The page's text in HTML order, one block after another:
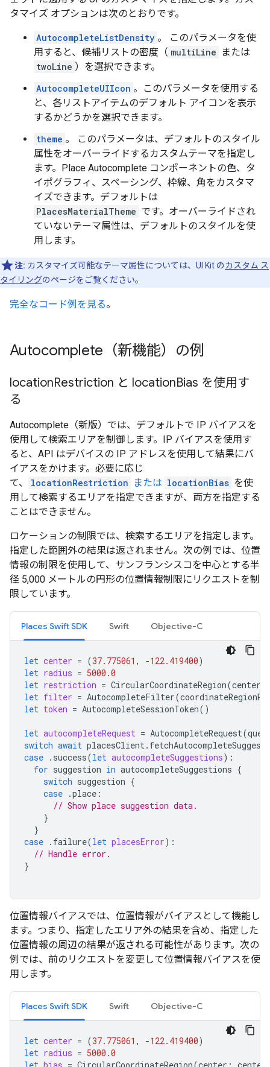
タマイズ オプションは次のとおりです。
AutocompleteListDensity 。 このパラメータを使
用すると、候補リストの密度（ multiLine
または
twoLine ）を選択できます。
AutocompleteUIIcon 。このパラメータを使用する
と、各リストアイテムのデフォルト アイコンを表示
するかどうかを選択できます。
theme 。 このパラメータは、デフォルトのスタイル
属性をオーバーライドするカスタムテーマを指定し
ます。Place Autocomplete コンポーネントの色、タ
イポグラフィ、スペーシング、枠線、角をカスタマ
イズできます。デフォルトは
PlacesMaterialTheme です。オーバーライドされ
ていないテーマ属性は、デフォルトのスタイルを使
用します。
注: カスタマイズ可能なテーマ属性については、UI Kit のカスタム ス
タイリングのページをご覧ください。
完全なコード例を見る。
Autocomplete（新機能）の例
locationRestriction と locationBias を使用す
る
Autocomplete（新版）では、デフォルトで IP バイアスを
使用して検索エリアを制御します。IP バイアスを使用す
ると、API はデバイスの IP アドレスを使用して結果にバ
イアスをかけます。必要に応じ
て、
locationRestriction または locationBias を使
用して検索するエリアを指定できますが、両方を指定する
ことはできません。
ロケーションの制限では、検索するエリアを指定します。
指定した範囲外の結果は返されません。次の例では、位置
情報の制限を使用して、サンフランシスコを中心とする半
径 5,000 メートルの円形の位置情報制限にリクエストを制
限しています。
Places Swift SDK Swift Objective-C
let center = (37.775061 , -122.419400)
let radius = 5000.0
let restriction = CircularCoordinateRegion(center
let filter = AutocompleteFilter(
let token = AutocompleteSessionToken()
let autocompleteRequest = AutocompleteRequest(
switch await placesClient .
case . success(let autocompleteSuggestions):
for suggestion in autocompleteSuggestions {
switch suggestion {
case .place :
// Show place suggestion data.
}
}
case . failure(let placesError):
// Handle error.
}
位置情報バイアスでは、位置情報がバイアスとして機能し
ます。つまり、指定したエリア外の結果を含め、指定した
位置情報の周辺の結果が返される可能性があります。次の
例では、前のリクエストを変更して位置情報バイアスを使
用します。
Places Swift SDK Swift Objective-C
let center = (37.775061 , -122.419400)
let radius = 5000.0
let bias = CircularCoordinateRegion(center : center